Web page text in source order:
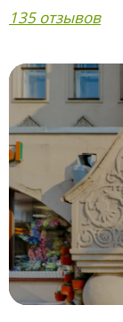
135 отзывов